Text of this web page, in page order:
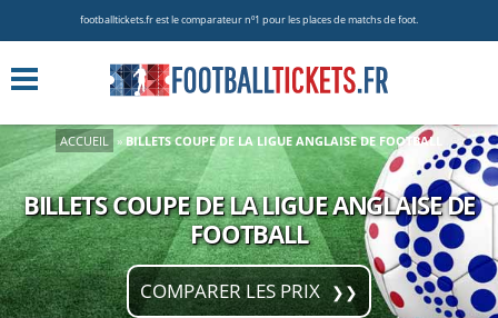
footballtickets.fr est le comparateur nº1 pour les places de matchs de foot.
ACCUEIL » BILLETS COUPE DE LA LIGUE ANGLAISE DE FOOTBALL
BILLETS COUPE DE LA LIGUE ANGLAISE DE
FOOTBALL
COMPARER LES PRIX